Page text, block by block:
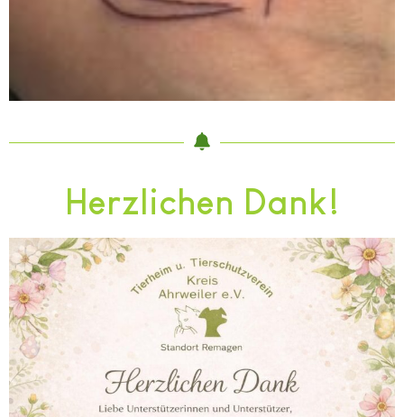
Herzlichen Dank!